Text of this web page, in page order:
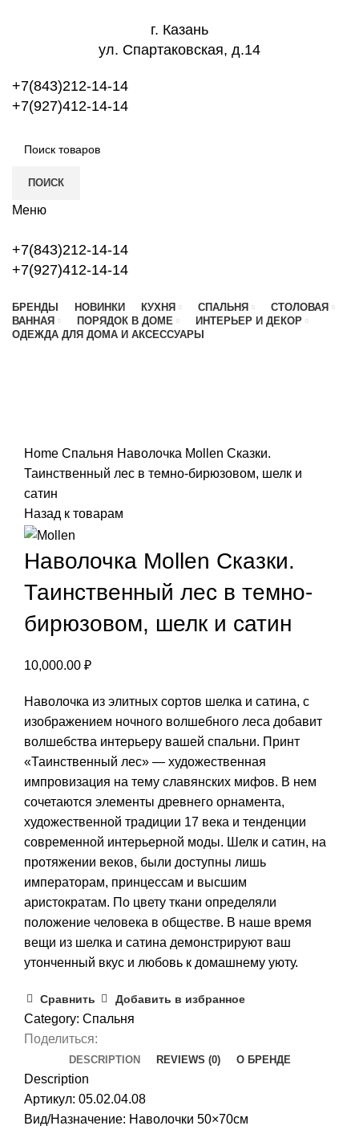
г. Казань
ул. Спартаковская, д.14
+7(843)212-14-14
+7(927)412-14-14
ПОИСК
Меню
+7(843)212-14-14
+7(927)412-14-14
БРЕНДЫ НОВИНКИ КУХНЯ СПАЛЬНЯ
СТОЛОВАЯ
ВАННАЯ
ПОРЯДОК В ДОМЕ
ИНТЕРЬЕР И ДЕКОР
ОДЕЖДА ДЛЯ ДОМА И АКСЕССУАРЫ
Home Спальня Наволочка Mollen Сказки.
Таинственный лес в темно-бирюзовом, шелк и
сатин
Назад к товарам
Наволочка Mollen Сказки.
Таинственный лес в темно-
бирюзовом, шелк и сатин
10,000.00 ₽
Наволочка из элитных сортов шелка и сатина, с
изображением ночного волшебного леса добавит
волшебства интерьеру вашей спальни. Принт
«Таинственный лес» — художественная
импровизация на тему славянских мифов. В нем
сочетаются элементы древнего орнамента,
художественной традиции 17 века и тенденции
современной интерьерной моды. Шелк и сатин, на
протяжении веков, были доступны лишь
императорам, принцессам и высшим
аристократам. По цвету ткани определяли
положение человека в обществе. В наше время
вещи из шелка и сатина демонстрируют ваш
утонченный вкус и любовь к домашнему уюту.
Сравнить Добавить в избранное
Category: Спальня
Поделиться:
DESCRIPTION REVIEWS (0) О БРЕНДЕ
Description
Артикул: 05.02.04.08
Вид/Назначение: Наволочки 50×70см